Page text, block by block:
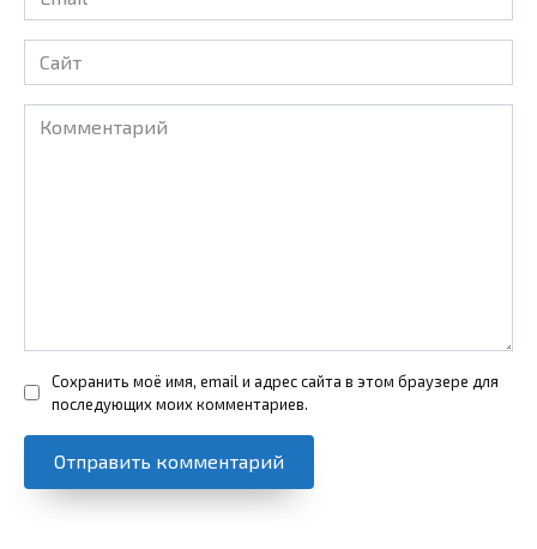
*
Сайт
Комментарий
Сохранить моё имя, email и адрес сайта в этом браузере для
последующих моих комментариев.